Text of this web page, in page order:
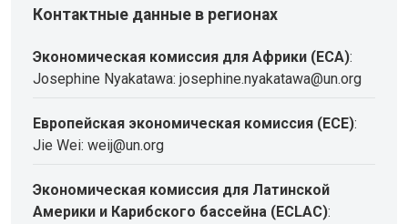
Контактные данные в регионах
Экономическая комиссия для Африки (ECA):
Josephine Nyakatawa: josephine.nyakatawa@un.org
Европейская экономическая комиссия (ECE):
Jie Wei: weij@un.org
Экономическая комиссия для Латинской
Америки и Карибского бассейна (ECLAC):